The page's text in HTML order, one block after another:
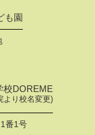
も園
校DOREME
より校名変更)
番1号